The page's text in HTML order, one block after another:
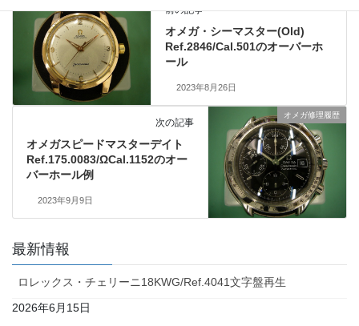
前の記事
オメガ・シーマスター(Old)
Ref.2846/Cal.501のオーバーホ
ール
2023年8月26日
オメガ修理履歴
次の記事
オメガスピードマスターデイト
Ref.175.0083/ΩCal.1152のオー
バーホール例
2023年9月9日
最新情報
ロレックス・チェリーニ18KWG/Ref.4041文字盤再生
2026年6月15日